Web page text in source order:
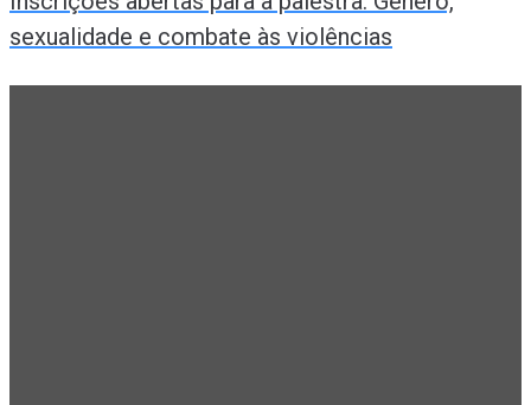
sexualidade e combate às violências